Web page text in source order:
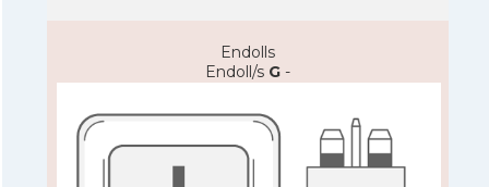
Endolls
Endoll/s G-